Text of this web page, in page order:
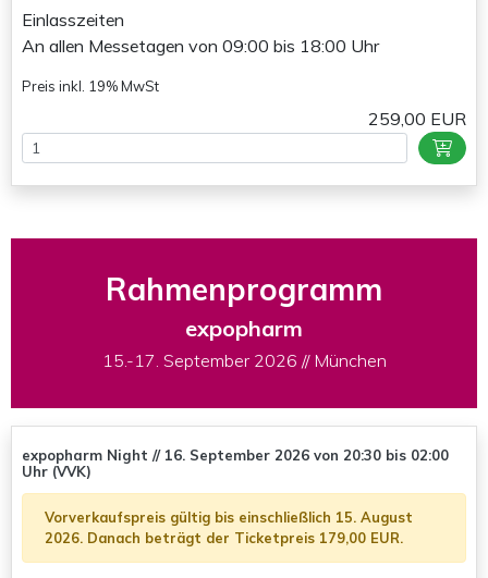
Einlasszeiten
An allen Messetagen von 09:00 bis 18:00 Uhr
Preis inkl. 19% MwSt
259,00 EUR
Rahmenprogramm
expopharm
15.-17. September 2026 // München
expopharm Night // 16. September 2026 von 20:30 bis 02:00
Uhr (VVK)
Vorverkaufspreis gültig bis einschließlich 15. August
2026. Danach beträgt der Ticketpreis 179,00 EUR.